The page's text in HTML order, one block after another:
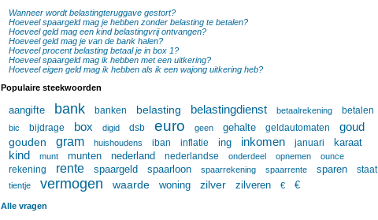
Wanneer wordt belastingteruggave gestort?
Hoeveel spaargeld mag je hebben zonder belasting te betalen?
Hoeveel geld mag een kind belastingvrij ontvangen?
Hoeveel geld mag je van de bank halen?
Hoeveel procent belasting betaal je in box 1?
Hoeveel spaargeld mag ik hebben met een uitkering?
Hoeveel eigen geld mag ik hebben als ik een wajong uitkering heb?
Populaire steekwoorden
aangifte bank banken belasting belastingdienst betaalrekening betalen
bic bijdrage box digid dsb euro geen gehalte geldautomaten goud
gouden gram huishoudens iban inflatie ing inkomen januari karaat
kind munt munten nederland nederlandse onderdeel opnemen ounce
rekening rente spaargeld spaarloon spaarrekening spaarrente sparen staat
tientje vermogen waarde woning zilver zilveren € €
Alle vragen